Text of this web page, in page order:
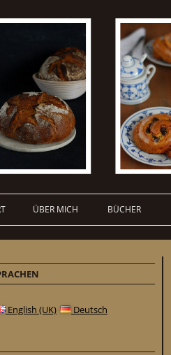
ÜBER MICH BÜCHER
English (UK) Deutsch